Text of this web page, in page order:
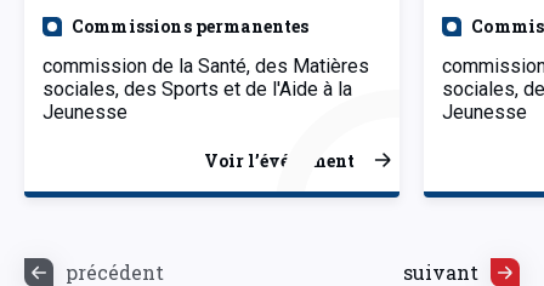
Commissions permanentes
commission de la Santé, des Matières
sociales, des Sports et de l'Aide à la
Jeunesse
Voir l’événement
sociales,
Jeunesse
précédent suivant